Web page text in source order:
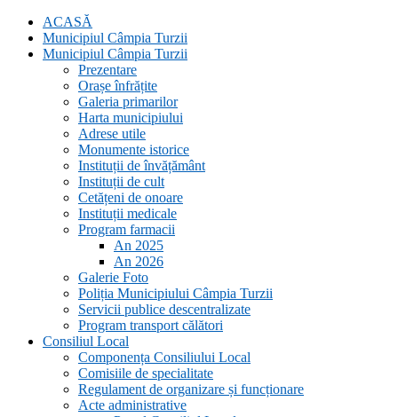
ACASĂ
Municipiul Câmpia Turzii
Municipiul Câmpia Turzii
Prezentare
Orașe înfrățite
Galeria primarilor
Harta municipiului
Adrese utile
Monumente istorice
Instituții de învățământ
Instituții de cult
Cetățeni de onoare
Instituții medicale
Program farmacii
An 2025
An 2026
Galerie Foto
Poliția Municipiului Câmpia Turzii
Servicii publice descentralizate
Program transport călători
Consiliul Local
Componența Consiliului Local
Comisiile de specialitate
Regulament de organizare și funcționare
Acte administrative